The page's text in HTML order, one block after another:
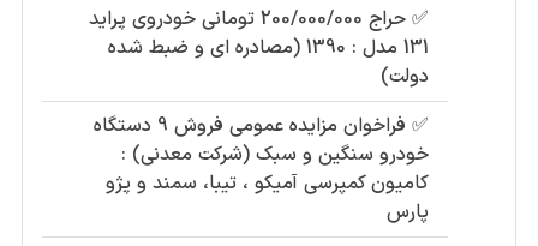
✅
حراج 200/000/000 تومانی خودروی پراید
131 مدل : 1390 (مصادره ای و ضبط شده
دولت)
✅
فراخوان مزایده عمومی فروش 9 دستگاه
خودرو سنگین و سبک (شرکت معدنی) :
کامیون کمپرسی آمیکو ، تیبا، سمند و پژو
پارس